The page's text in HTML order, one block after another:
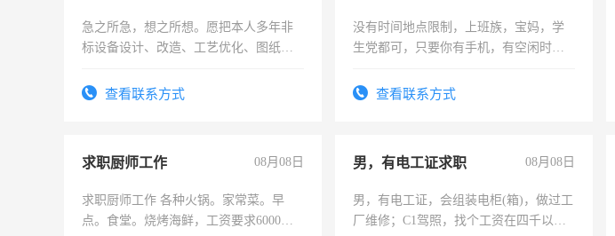
急之所急，想之所想。愿把本人多年非
标设备设计、改造、工艺优化、图纸制
结识有识之士，共享未来。
查看联系方式
没有时间地点限制，上班族，宝妈，学
生党都可，只要你有手机，有空闲时
勤快的四五十，每天挣零花钱没问题！
查看联系方式
求职厨师工作 08月08日
求职厨师工作 各种火锅。家常菜。早
点。食堂。烧烤海鲜，工资要求6000以
男，有电工证求职 08月08日
男，有电工证，会组装电柜(箱)，做过工
厂维修；C1驾照，找个工资在四千以